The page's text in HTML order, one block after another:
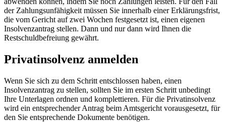
der Zahlungsunfähigkeit müssen Sie innerhalb einer Erklärungsfrist,
die vom Gericht auf zwei Wochen festgesetzt ist, einen eigenen
Insolvenzantrag stellen. Dann und nur dann wird Ihnen die
Restschuldbefreiung gewährt.
Privatinsolvenz anmelden
Wenn Sie sich zu dem Schritt entschlossen haben, einen
Insolvenzantrag zu stellen, sollten Sie im ersten Schritt unbedingt
Ihre Unterlagen ordnen und komplettieren. Für die Privatinsolvenz
wird ein entsprechender Antrag beim Amtsgericht vorausgesetzt, für
den Sie entsprechende Dokumente benötigen.